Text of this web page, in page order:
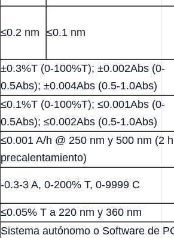
≤0.2 nm ≤0.1 nm
±0.3%T (0-100%T); ±0.002Abs (0-
0.5Abs); ±0.004Abs (0.5-1.0Abs)
≤0.1%T (0-100%T); ≤0.001Abs (0-
0.5Abs); ≤0.002Abs (0.5-1.0Abs)
≤0.001 A/h @ 250 nm y 500 nm (2
precalentamiento)
-0.3-3 A, 0-200% T, 0-9999 C
≤0.05% T a 220 nm y 360 nm
Sistema autónomo o Software de